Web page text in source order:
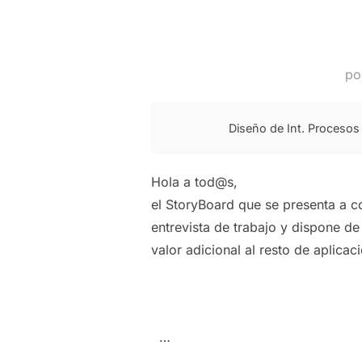
Diseño de Int.
Hola a tod@s,
el StoryBoard que se presenta a
entrevista de trabajo y dispone
valor adicional al resto de
…